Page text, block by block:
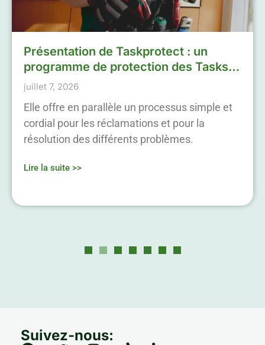
Présentation de Taskprotect : un
programme de protection des Tasks
simplifié
juillet 7, 2026
Elle offre en parallèle un processus simple et
cordial pour les réclamations et pour la
résolution des différents problèmes.
Lire la suite >>
Suivez-nous: